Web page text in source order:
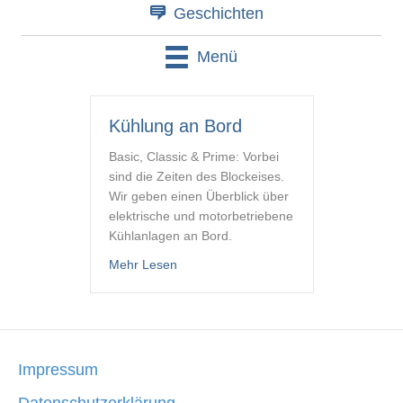
Geschichten
Menü
Kühlung an Bord
Basic, Classic & Prime: Vorbei
sind die Zeiten des Blockeises.
Wir geben einen Überblick über
elektrische und motorbetriebene
Kühlanlagen an Bord.
Mehr Lesenabout Kühlung an Bord
Impressum